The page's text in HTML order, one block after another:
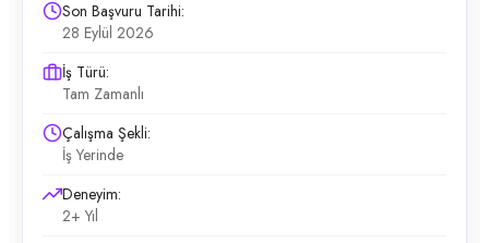
Son Başvuru Tarihi:
28 Eylül 2026
İş Türü:
Tam Zamanlı
Çalışma Şekli:
İş Yerinde
Deneyim:
2+ Yıl